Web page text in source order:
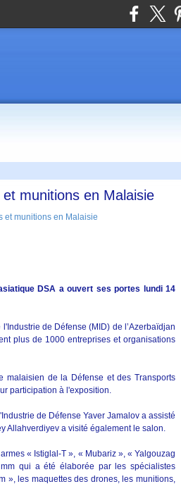
munitions en Malaisie
DSA a ouvert ses portes lundi 14
de Défense (MID) de l’Azerbaïdjan
plus de 1000 entreprises et organisations
malaisien de la Défense et des Transports
participation à l'exposition.
de Défense Yaver Jamalov a assisté
Allahverdiyev a visité également le salon.
« Istiglal-T », « Mubariz », « Yalgouzag
qui a été élaborée par les spécialistes
», les maquettes des drones, les munitions,